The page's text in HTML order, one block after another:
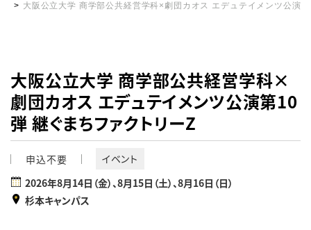
大阪公立大学 商学部公共経営学科×劇団カオス エデュテイメンツ公演
大阪公立大学 商学部公共経営学科×
劇団カオス エデュテイメンツ公演第10
弾 継ぐまちファクトリーZ
申込不要
イベント
2026年8月14日（金）、8月15日（土）、8月16日（日）
杉本キャンパス